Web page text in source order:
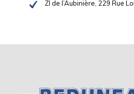
ZI de l’Aubinière, 229 Rue